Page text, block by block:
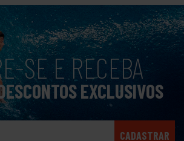
SE E RECEBA
EXCLUSIVOS
CADASTRAR